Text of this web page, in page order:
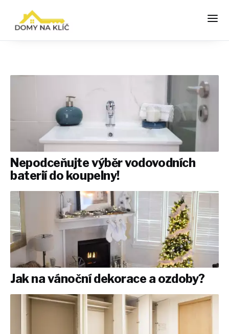
Nepodceňujte výběr vodovodních
baterií do koupelny!
Jak na vánoční dekorace a ozdoby?